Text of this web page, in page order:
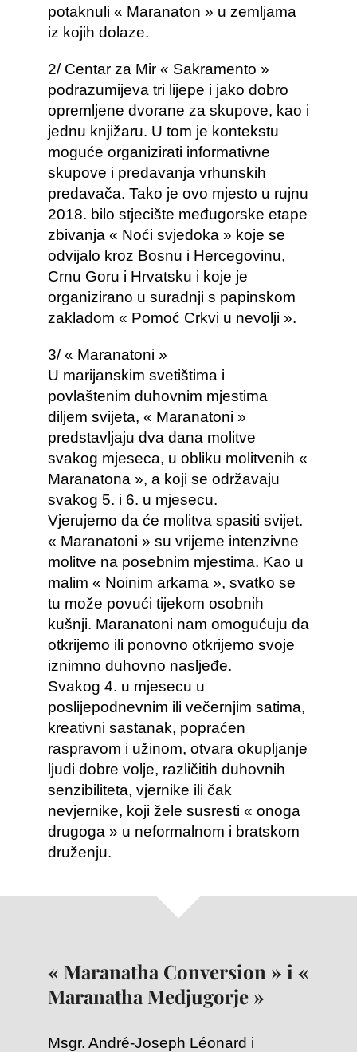
potaknuli « Maranaton » u zemljama
iz kojih dolaze.
2/ Centar za Mir « Sakramento »
podrazumijeva tri lijepe i jako dobro
opremljene dvorane za skupove, kao i
jednu knjižaru. U tom je kontekstu
moguće organizirati informativne
skupove i predavanja vrhunskih
predavača. Tako je ovo mjesto u rujnu
2018. bilo stjecište međugorske etape
zbivanja « Noći svjedoka » koje se
odvijalo kroz Bosnu i Hercegovinu,
Crnu Goru i Hrvatsku i koje je
organizirano u suradnji s papinskom
zakladom « Pomoć Crkvi u nevolji ».
3/ « Maranatoni »
U marijanskim svetištima i
povlaštenim duhovnim mjestima
diljem svijeta, « Maranatoni »
predstavljaju dva dana molitve
svakog mjeseca, u obliku molitvenih «
Maranatona », a koji se održavaju
svakog 5. i 6. u mjesecu.
Vjerujemo da će molitva spasiti svijet.
« Maranatoni » su vrijeme intenzivne
molitve na posebnim mjestima. Kao u
malim « Noinim arkama », svatko se
tu može povući tijekom osobnih
kušnji. Maranatoni nam omogućuju da
otkrijemo ili ponovno otkrijemo svoje
iznimno duhovno nasljeđe.
Svakog 4. u mjesecu u
poslijepodnevnim ili večernjim satima,
kreativni sastanak, popraćen
raspravom i užinom, otvara okupljanje
ljudi dobre volje, različitih duhovnih
senzibiliteta, vjernike ili čak
nevjernike, koji žele susresti « onoga
drugoga » u neformalnom i bratskom
druženju.
« Maranatha Conversion » i «
Maranatha Medjugorje »
Msgr. André-Joseph Léonard i